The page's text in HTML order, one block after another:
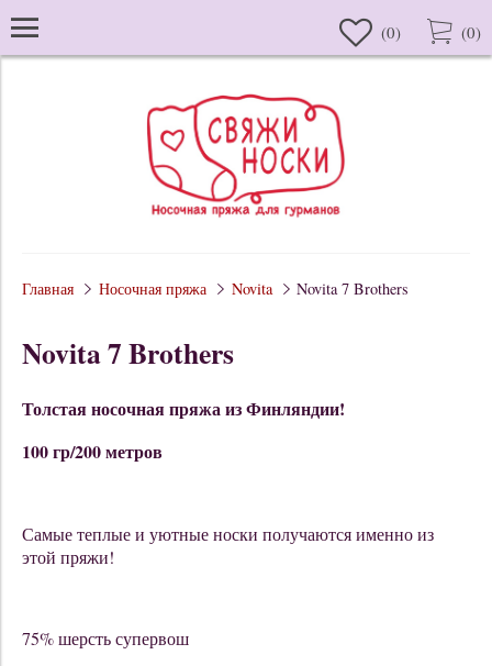
(0) (0)
Главная Носочная пряжа Novita Novita 7 Brothers
Novita 7 Brothers
Толстая носочная пряжа из Финляндии!
100 гр/200 метров
Самые теплые и уютные носки получаются именно из
этой пряжи!
75% шерсть супервош